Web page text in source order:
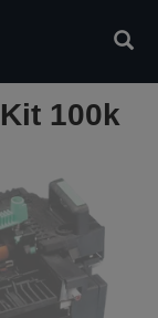
100k